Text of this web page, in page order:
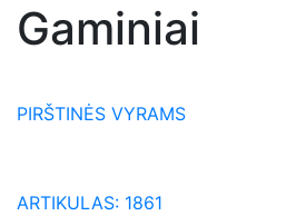
Gaminiai
PIRŠTINĖS VYRAMS
ARTIKULAS: 1861